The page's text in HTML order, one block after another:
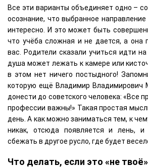
Все эти варианты объединяет одно –
осознание, что выбранное
интересно. И это может быть
что учёба сложная и не дается, а она
вас. Родители сказали учиться идти
душа может лежать к камере или
в этом нет ничего постыдного!
которую ещё Владимир Владимирович
донести до советского человека: «Все
профессии важны!» Такая простая
день. А как можно заниматься тем, к
никак, отсюда появляется и лень,
сбежать в другое русло, где будет
Что делать, если это «не